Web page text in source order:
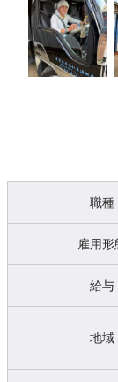
職種
雇用形
給与
地域